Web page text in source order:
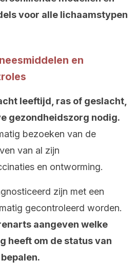
voor alle lichaamstypen
en
leeftijd, ras of geslacht,
gezondheidszorg nodig.
bezoeken van de
van al zijn
en ontworming.
zijn met een
gecontroleerd worden.
aangeven welke
heeft om de status van